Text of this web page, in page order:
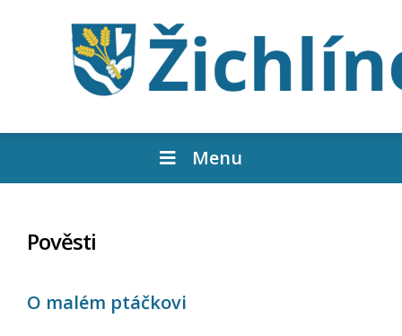
Menu
Pověsti
O malém ptáčkovi